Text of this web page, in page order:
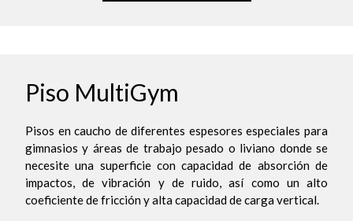
Piso MultiGym
Pisos en caucho de diferentes espesores especiales para
gimnasios y áreas de trabajo pesado o liviano donde se
necesite una superficie con capacidad de absorción de
impactos, de vibración y de ruido, así como un alto
coeficiente de fricción y alta capacidad de carga vertical.